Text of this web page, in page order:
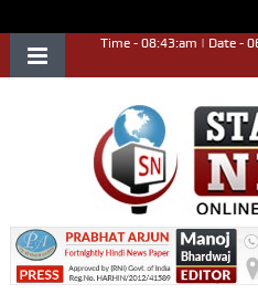
Time - 08:43:am | Date -